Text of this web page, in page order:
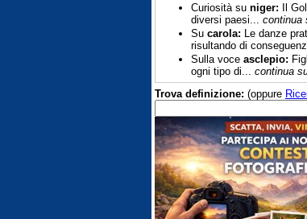
Curiosità su niger: Il
diversi paesi... continua
Su carola: Le danze
risultando di
Sulla voce asclepio:
ogni tipo di... continua
Trova definizione: (oppure